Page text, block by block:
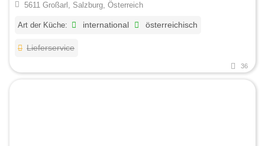
5611 Großarl, Salzburg, Österreich
Art der Küche: international österreichisch
Lieferservice
36